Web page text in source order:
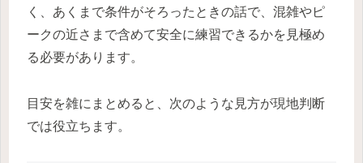
く、あくまで条件がそろったときの話で、混雑やピ
ークの近さまで含めて安全に練習できるかを見極め
る必要があります。
目安を雑にまとめると、次のような見方が現地判断
では役立ちます。